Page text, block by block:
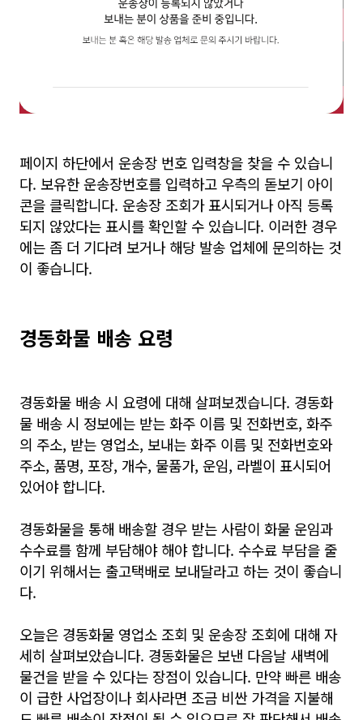
페이지 하단에서 운송장 번호 입력창을 찾을 수 있습니
다. 보유한 운송장번호를 입력하고 우측의 돋보기 아이
콘을 클릭합니다. 운송장 조회가 표시되거나 아직 등록
되지 않았다는 표시를 확인할 수 있습니다. 이러한 경우
에는 좀 더 기다려 보거나 해당 발송 업체에 문의하는 것
이 좋습니다.
경동화물 배송 요령
경동화물 배송 시 요령에 대해 살펴보겠습니다. 경동화
물 배송 시 정보에는 받는 화주 이름 및 전화번호, 화주
의 주소, 받는 영업소, 보내는 화주 이름 및 전화번호와
주소, 품명, 포장, 개수, 물품가, 운임, 라벨이 표시되어
있어야 합니다.
경동화물을 통해 배송할 경우 받는 사람이 화물 운임과
수수료를 함께 부담해야 해야 합니다. 수수료 부담을 줄
이기 위해서는 출고택배로 보내달라고 하는 것이 좋습니
다.
오늘은 경동화물 영업소 조회 및 운송장 조회에 대해 자
세히 살펴보았습니다. 경동화물은 보낸 다음날 새벽에
물건을 받을 수 있다는 장점이 있습니다. 만약 빠른 배송
이 급한 사업장이나 회사라면 조금 비싼 가격을 지불해